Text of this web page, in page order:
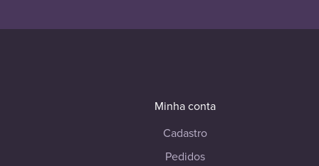
Minha conta
Cadastro
Pedidos